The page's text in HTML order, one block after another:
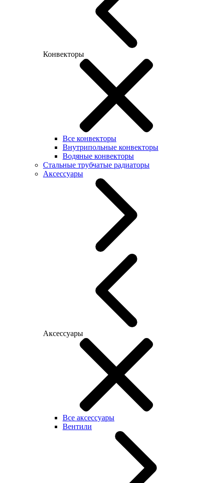
Конвекторы
Все конвекторы
Внутрипольные конвекторы
Водяные конвекторы
Стальные трубчатые радиаторы
Аксессуары
Аксессуары
Все аксессуары
Вентили